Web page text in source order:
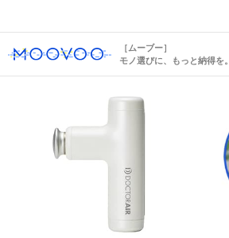
［ムーブー］
モノ選びに、もっと納得を。